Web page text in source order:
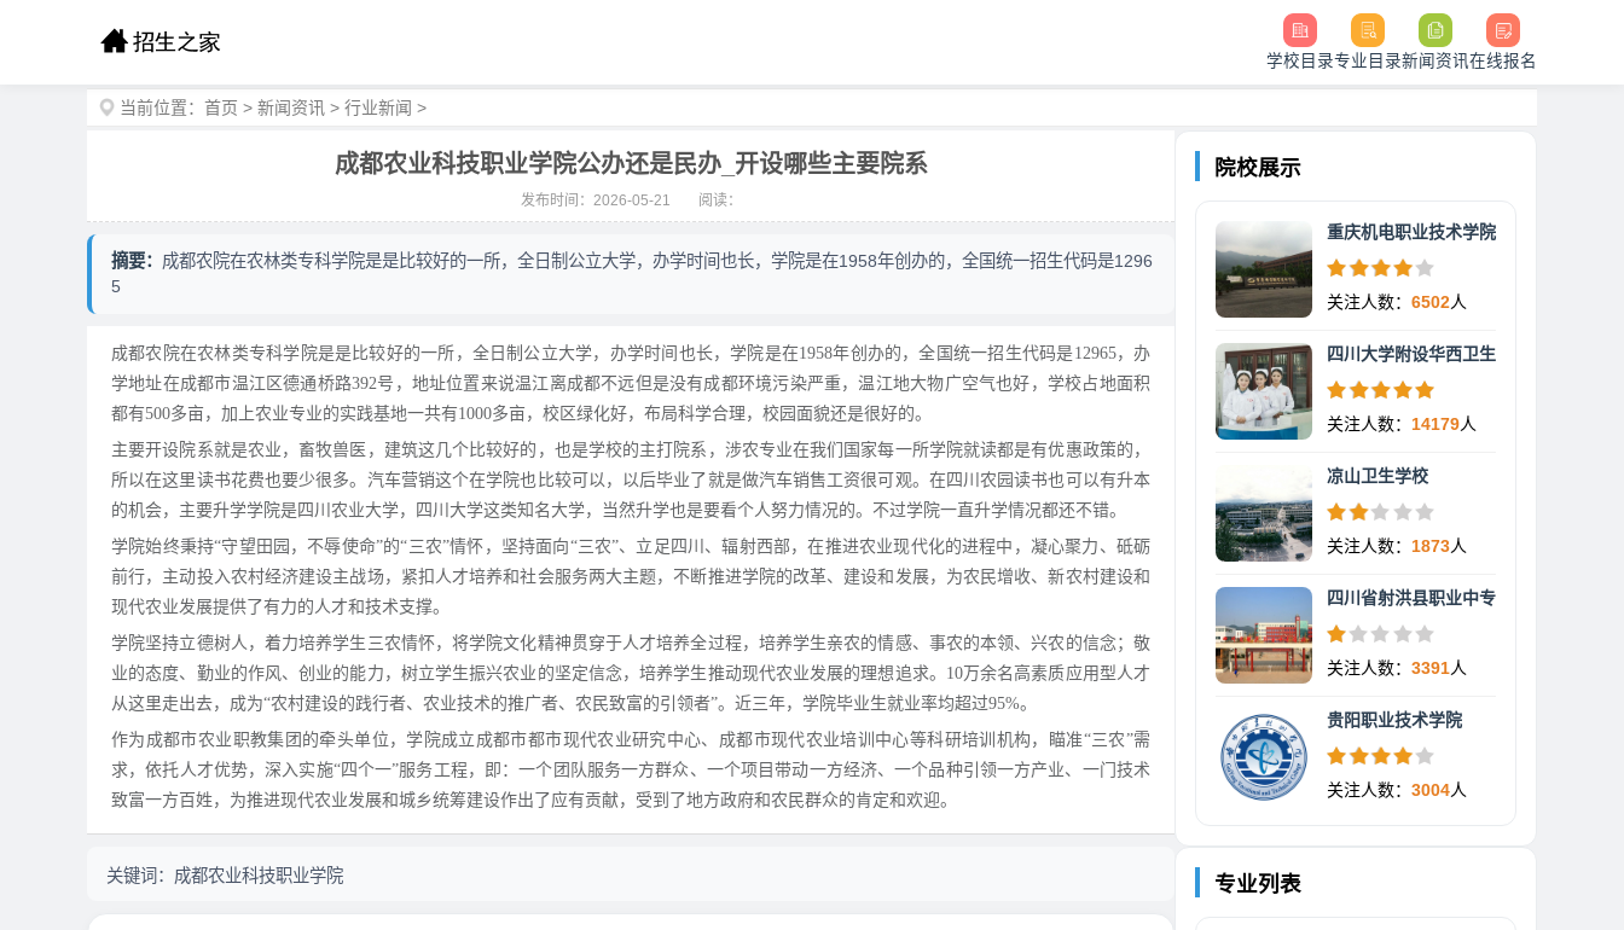
学校目录专业目录新闻资讯在线报名
当前位置： 首页 > 新闻资讯 > 行业新闻 >
成都农业科技职业学院公办还是民办_开设哪些主要院系
发布时间：2026-05-21 阅读：
摘要： 成都农院在农林类专科学院是是比较好的一所，全日制公立大学，办学时间也长，学院是在1958年创办的，全国统一招生代码是1296
5
成都农院在农林类专科学院是是比较好的一所，全日制公立大学，办学时间也长，学院是在1958年创办的，全国统一招生代码是12965，办
学地址在成都市温江区德通桥路392号，地址位置来说温江离成都不远但是没有成都环境污染严重，温江地大物广空气也好，学校占地面积
都有500多亩，加上农业专业的实践基地一共有1000多亩，校区绿化好，布局科学合理，校园面貌还是很好的。
主要开设院系就是农业，畜牧兽医，建筑这几个比较好的，也是学校的主打院系，涉农专业在我们国家每一所学院就读都是有优惠政策的，
所以在这里读书花费也要少很多。汽车营销这个在学院也比较可以，以后毕业了就是做汽车销售工资很可观。在四川农园读书也可以有升本
的机会，主要升学学院是四川农业大学，四川大学这类知名大学，当然升学也是要看个人努力情况的。不过学院一直升学情况都还不错。
学院始终秉持“守望田园，不辱使命”的“三农”情怀，坚持面向“三农”、立足四川、辐射西部，在推进农业现代化的进程中，凝心聚力、砥砺
前行，主动投入农村经济建设主战场，紧扣人才培养和社会服务两大主题，不断推进学院的改革、建设和发展，为农民增收、新农村建设和
现代农业发展提供了有力的人才和技术支撑。
学院坚持立德树人，着力培养学生三农情怀，将学院文化精神贯穿于人才培养全过程，培养学生亲农的情感、事农的本领、兴农的信念；敬
业的态度、勤业的作风、创业的能力，树立学生振兴农业的坚定信念，培养学生推动现代农业发展的理想追求。10万余名高素质应用型人才
从这里走出去，成为“农村建设的践行者、农业技术的推广者、农民致富的引领者”。近三年，学院毕业生就业率均超过95%。
作为成都市农业职教集团的牵头单位，学院成立成都市都市现代农业研究中心、成都市现代农业培训中心等科研培训机构，瞄准“三农”需
求，依托人才优势，深入实施“四个一”服务工程，即：一个团队服务一方群众、一个项目带动一方经济、一个品种引领一方产业、一门技术
致富一方百姓，为推进现代农业发展和城乡统筹建设作出了应有贡献，受到了地方政府和农民群众的肯定和欢迎。
关键词： 成都农业科技职业学院
院校展示
重庆机电职业技术学院
关注人数： 6502人
四川大学附设华西卫生
关注人数： 14179人
凉山卫生学校
关注人数： 1873人
四川省射洪县职业中专
关注人数： 3391人
贵阳职业技术学院
关注人数： 3004人
专业列表